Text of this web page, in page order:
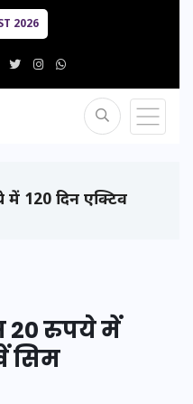
2026
में 120 दिन एक्टिव
20 रुपये में
सिम